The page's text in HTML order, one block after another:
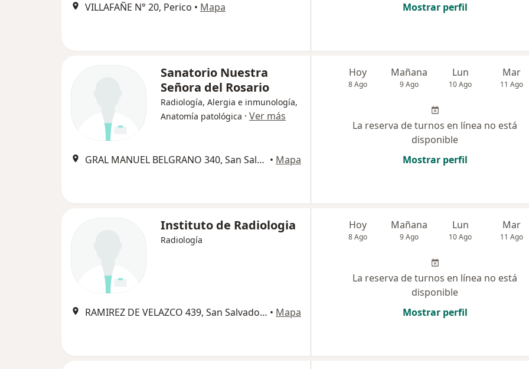
VILLAFAÑE N° 20, Perico • Mapa
Mostrar perfil
Sanatorio Nuestra
Señora del Rosario
Radiología, Alergia e inmunología,
Anatomía patológica · Ver más
GRAL MANUEL BELGRANO 340, San Salvador de Jujuy • Mapa
Hoy
8 Ago
Mañana
9 Ago
Lun
10 Ago
Mar
11 Ago
La reserva de turnos en línea no está
disponible
Mostrar perfil
Instituto de Radiologia
Radiología
RAMIREZ DE VELAZCO 439, San Salvador de Jujuy • Mapa
Hoy
8 Ago
Mañana
9 Ago
Lun
10 Ago
Mar
11 Ago
La reserva de turnos en línea no está
disponible
Mostrar perfil